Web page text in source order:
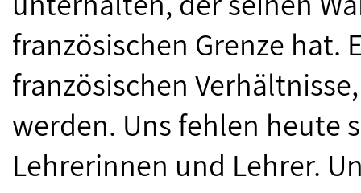
französischen Grenze hat.
französischen
werden. Uns fehlen heute
Lehrerinnen und Lehrer.